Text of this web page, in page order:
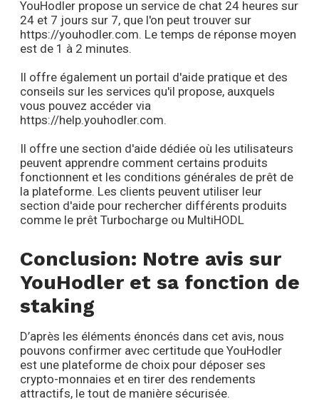
YouHodler propose un service de chat 24 heures sur
24 et 7 jours sur 7, que l'on peut trouver sur
https://youhodler.com. Le temps de réponse moyen
est de 1 à 2 minutes.
Il offre également un portail d'aide pratique et des
conseils sur les services qu'il propose, auxquels
vous pouvez accéder via
https://help.youhodler.com.
Il offre une section d'aide dédiée où les utilisateurs
peuvent apprendre comment certains produits
fonctionnent et les conditions générales de prêt de
la plateforme. Les clients peuvent utiliser leur
section d'aide pour rechercher différents produits
comme le prêt Turbocharge ou MultiHODL
Conclusion: Notre avis sur
YouHodler et sa fonction de
staking
D’après les éléments énoncés dans cet avis, nous
pouvons confirmer avec certitude que YouHodler
est une plateforme de choix pour déposer ses
crypto-monnaies et en tirer des rendements
attractifs, le tout de manière sécurisée.